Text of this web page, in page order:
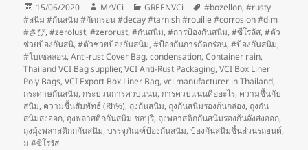
Posted
on
15/06/2020 Author
Mr.VCi Categories
GREENVCi Tags
#bozellon,#rusty
#สนิม #กันสนิม #กัดกร่อน #decay #tarnish #rouille #corrosion #dim
#さび,#zerolust,#zerorust,#กันสนิม,#การป้องกันสนิม,#ซีโร่ลัส,#ตัว
ช่วยป้องกันสนิ,#ตัวช่วยป้องกันสนิม,#ป้องกันการกัดกร่อน,#ป้องกันสนิม,
#โบเซลลอน,Anti-rust Cover Bag,condensation,Container rain,
Thailand VCI Bag supplier,VCI Anti-Rust Packaging,VCI Box Liner
Poly Bags,VCI Export Box Liner Bag,vci manufacturer in Thailand,
กระดาษกันสนิม, กระบวนการควบแน่น, การควบแน่นคืออะไร, ความชื้นกับ
สนิม, ความชื้นสัมพัทธ์ (Rh%), ถุงกันสนิม, ถุงกันสนิมรองก้นกล่อง, ถุงกัน
สนิมส่งออก, ถุงพลาสติกกันสนิม ชลบุรี, ถุงพลาสติกกันสนิมรองก้นลังส่งออก,
ถุงมุ้งพลาสติกกกันสนิม,บรรจุภัณฑ์ป้องกันสนิม,ป้องกันสนิมชิ้นส่วนรถยนต์,
ม #ซีโร่รัส